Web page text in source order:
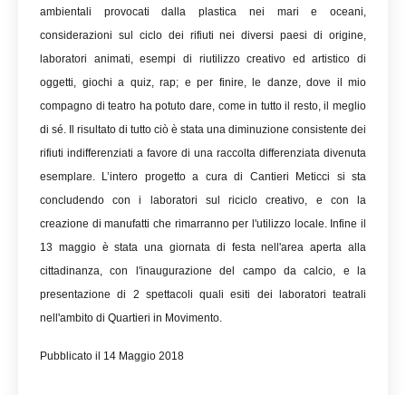
ambientali provocati dalla plastica nei mari e oceani,
considerazioni sul ciclo dei rifiuti nei diversi paesi di origine,
laboratori animati, esempi di riutilizzo creativo ed artistico di
oggetti, giochi a quiz, rap; e per finire, le danze, dove il mio
compagno di teatro ha potuto dare, come in tutto il resto, il meglio
di sé. Il risultato di tutto ciò è stata una diminuzione consistente dei
rifiuti indifferenziati a favore di una raccolta differenziata divenuta
esemplare. L’intero progetto a cura di Cantieri Meticci si sta
concludendo con i laboratori sul riciclo creativo, e con la
creazione di manufatti che rimarranno per l'utilizzo locale. Infine il
13 maggio è stata una giornata di festa nell'area aperta alla
cittadinanza, con l'inaugurazione del campo da calcio, e la
presentazione di 2 spettacoli quali esiti dei laboratori teatrali
nell'ambito di Quartieri in Movimento.
Pubblicato il 14 Maggio 2018